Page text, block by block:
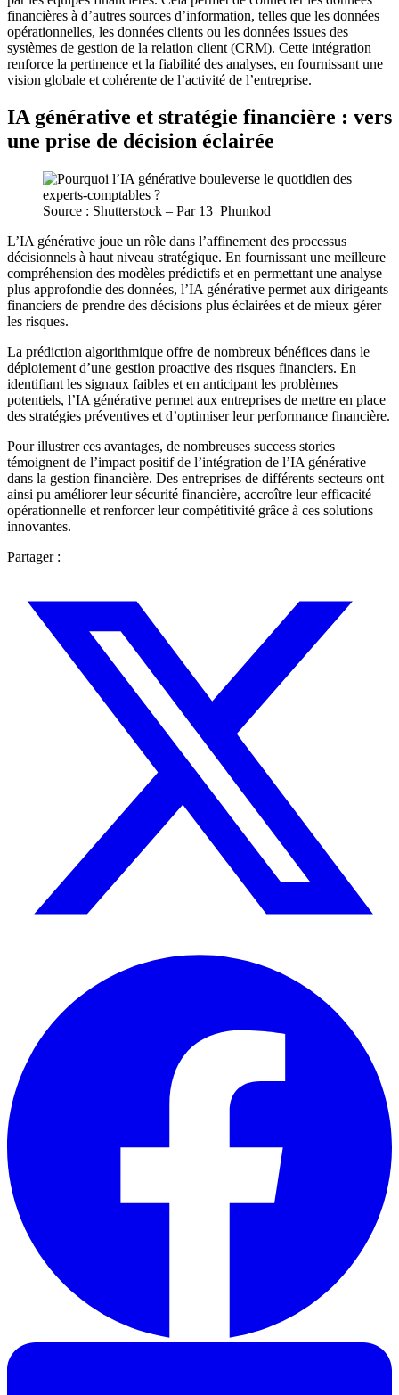
financières à d’autres sources d’information, telles que les données
opérationnelles, les données clients ou les données issues des
systèmes de gestion de la relation client (CRM). Cette intégration
renforce la pertinence et la fiabilité des analyses, en fournissant une
vision globale et cohérente de l’activité de l’entreprise.
IA générative et stratégie financière : vers
une prise de décision éclairée
Source : Shutterstock – Par 13_Phunkod
L’IA générative joue un rôle dans l’affinement des processus
décisionnels à haut niveau stratégique. En fournissant une meilleure
compréhension des modèles prédictifs et en permettant une analyse
plus approfondie des données, l’IA générative permet aux dirigeants
financiers de prendre des décisions plus éclairées et de mieux gérer
les risques.
La prédiction algorithmique offre de nombreux bénéfices dans le
déploiement d’une gestion proactive des risques financiers. En
identifiant les signaux faibles et en anticipant les problèmes
potentiels, l’IA générative permet aux entreprises de mettre en place
des stratégies préventives et d’optimiser leur performance financière.
Pour illustrer ces avantages, de nombreuses success stories
témoignent de l’impact positif de l’intégration de l’IA générative
dans la gestion financière. Des entreprises de différents secteurs ont
ainsi pu améliorer leur sécurité financière, accroître leur efficacité
opérationnelle et renforcer leur compétitivité grâce à ces solutions
innovantes.
Partager :